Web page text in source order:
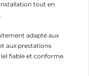
tout en
adapté aux
aux prestations
fiable et conforme.